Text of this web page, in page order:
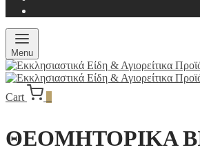
Menu
Cart
ΘΕΟΜΗΤΟΡΙΚΑ